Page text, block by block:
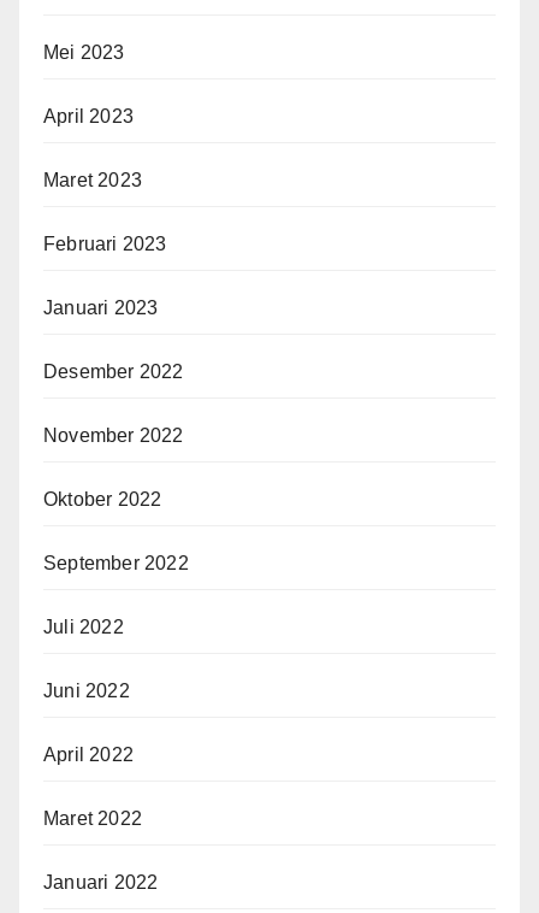
Mei 2023
April 2023
Maret 2023
Februari 2023
Januari 2023
Desember 2022
November 2022
Oktober 2022
September 2022
Juli 2022
Juni 2022
April 2022
Maret 2022
Januari 2022